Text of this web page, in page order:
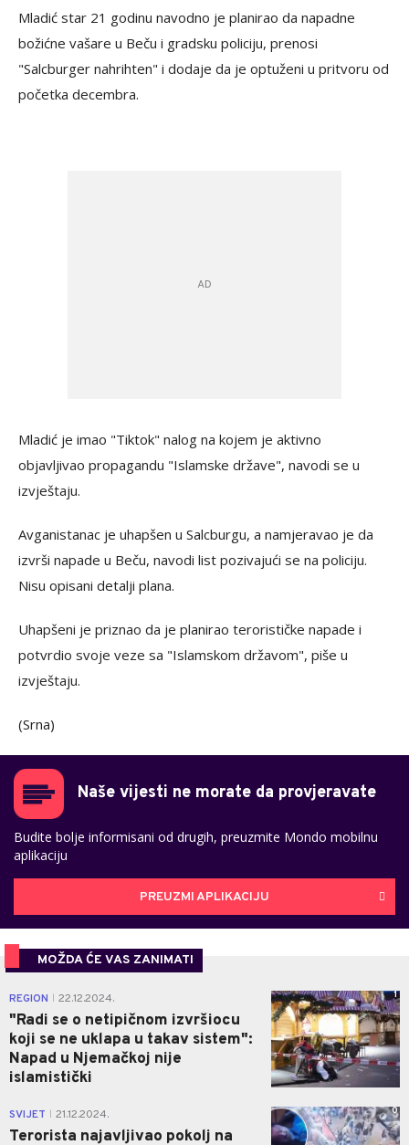
Mladić star 21 godinu navodno je planirao da napadne
božićne vašare u Beču i gradsku policiju, prenosi
"Salcburger nahrihten" i dodaje da je optuženi u pritvoru od
početka decembra.
Mladić je imao "Tiktok" nalog na kojem je aktivno
objavljivao propagandu "Islamske države", navodi se u
izvještaju.
Avganistanac je uhapšen u Salcburgu, a namjeravao je da
izvrši napade u Beču, navodi list pozivajući se na policiju.
Nisu opisani detalji plana.
Uhapšeni je priznao da je planirao terorističke napade i
potvrdio svoje veze sa "Islamskom državom", piše u
izvještaju.
(Srna)
Naše vijesti ne morate da provjeravate
Budite bolje informisani od drugih, preuzmite Mondo mobilnu
aplikaciju
PREUZMI APLIKACIJU
MOŽDA ĆE VAS ZANIMATI
REGION 22.12.2024.
"Radi se o netipičnom izvršiocu
koji se ne uklapa u takav sistem":
Napad u Njemačkoj nije
islamistički
1
SVIJET 21.12.2024.
Terorista najavljivao pokolj na
0